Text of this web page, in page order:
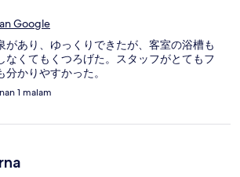
Google
があり、ゆっくりできたが、客室の浴槽も
なくてもくつろげた。スタッフがとてもフ
かりやすかった。
1 malam